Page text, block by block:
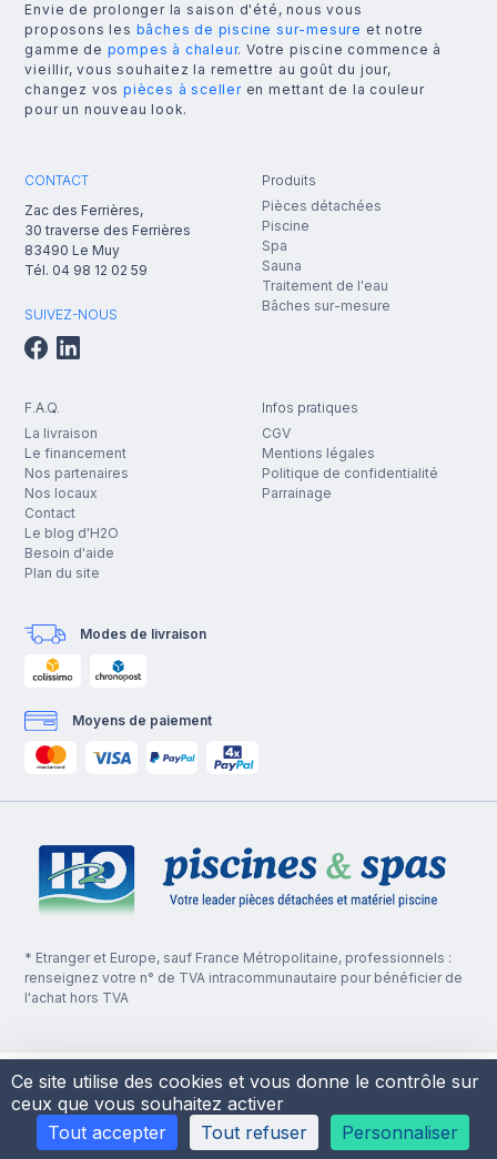
Envie de prolonger la saison d'été, nous vous
proposons les bâches de piscine sur-mesure et notre
gamme de pompes à chaleur. Votre piscine commence à
vieillir, vous souhaitez la remettre au goût du jour,
changez vos pièces à scelleren mettant de la couleur
pour un nouveau look.
CONTACT
Zac des Ferrières,
30 traverse des Ferrières
83490 Le Muy
Tél. 04 98 12 02 59
SUIVEZ-NOUS
Produits
Pièces détachées
Piscine
Spa
Sauna
Traitement de l'eau
Bâches sur-mesure
F.A.Q.
La livraison
Le financement
Nos partenaires
Nos locaux
Contact
Le blog d'H2O
Besoin d'aide
Plan du site
Infos pratiques
CGV
Mentions légales
Politique de confidentialité
Parrainage
Modes de livraison
Moyens de paiement
* Etranger et Europe, sauf France Métropolitaine, professionnels :
renseignez votre n° de TVA intracommunautaire pour bénéficier de
l'achat hors TVA
Ce site utilise des cookies et vous donne le contrôle sur
ceux que vous souhaitez activer
Tout accepter
Tout refuser Personnaliser